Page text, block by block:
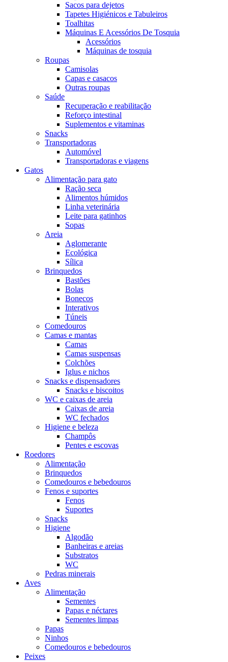
Sacos para dejetos
Tapetes Higiénicos e Tabuleiros
Toalhitas
Máquinas E Acessórios De Tosquia
Acessórios
Máquinas de tosquia
Roupas
Camisolas
Capas e casacos
Outras roupas
Saúde
Recuperação e reabilitação
Reforço intestinal
Suplementos e vitaminas
Snacks
Transportadoras
Automóvel
Transportadoras e viagens
Gatos
Alimentação para gato
Ração seca
Alimentos húmidos
Linha veterinária
Leite para gatinhos
Sopas
Areia
Aglomerante
Ecológica
Sílica
Brinquedos
Bastões
Bolas
Bonecos
Interativos
Túneis
Comedouros
Camas e mantas
Camas
Camas suspensas
Colchões
Iglus e nichos
Snacks e dispensadores
Snacks e biscoitos
WC e caixas de areia
Caixas de areia
WC fechados
Higiene e beleza
Champôs
Pentes e escovas
Roedores
Alimentação
Brinquedos
Comedouros e bebedouros
Fenos e suportes
Fenos
Suportes
Snacks
Higiene
Algodão
Banheiras e areias
Substratos
WC
Pedras minerais
Aves
Alimentação
Sementes
Papas e néctares
Sementes limpas
Papas
Ninhos
Comedouros e bebedouros
Peixes